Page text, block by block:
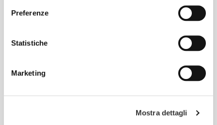
Preferenze
Statistiche
Marketing
Mostra dettagli